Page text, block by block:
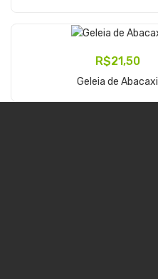
R$21,50
Geleia de Abacaxi